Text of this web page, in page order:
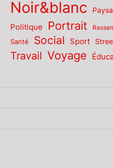
Noir&blanc
Politique Portrait
Santé Social Sport
Travail Voyage